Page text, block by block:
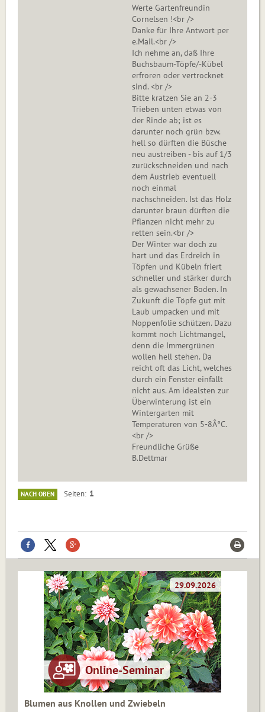
Werte Gartenfreundin
Cornelsen !<br />
Danke für Ihre Antwort per
e.Mail.<br />
Ich nehme an, daß Ihre
Buchsbaum-Töpfe/-Kübel
erfroren oder vertrocknet
sind. <br />
Bitte kratzen Sie an 2-3
Trieben unten etwas von
der Rinde ab; ist es
darunter noch grün bzw.
hell so dürften die Büsche
neu austreiben - bis auf 1/3
zurückschneiden und nach
dem Austrieb eventuell
noch einmal
nachschneiden. Ist das Holz
darunter braun dürften die
Pflanzen nicht mehr zu
retten sein.<br />
Der Winter war doch zu
hart und das Erdreich in
Töpfen und Kübeln friert
schneller und stärker durch
als gewachsener Boden. In
Zukunft die Töpfe gut mit
Laub umpacken und mit
Noppenfolie schützen. Dazu
kommt noch Lichtmangel,
denn die Immergrünen
wollen hell stehen. Da
reicht oft das Licht, welches
durch ein Fenster einfällt
nicht aus. Am idealsten zur
Überwinterung ist ein
Wintergarten mit
Temperaturen von 5-8Â°C.
<br />
Freundliche Grüße
B.Dettmar
NACH OBEN Seiten 1
Blumen aus Knollen und Zwiebeln